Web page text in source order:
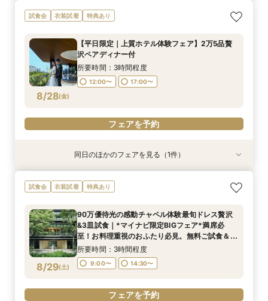
8/27(木)
会食会プラン相談会【30名〜】上質ホテルウェ
ディング
12:00〜 17:00〜
8/27(木)
TIAD人気！贅沢ペアランチ付平日限定フェア＊
感動挙式体験
12:00〜 17:00〜
試食会 衣装試着 特典あり
8/28(金)
【平日限定｜上質ホテル体験フェア】2万5品贅
沢ペアディナー付
所要時間：3時間程度
12:00〜 17:00〜
フェアを予約
衣装試着 特典あり
8/28(金)
会食会プラン相談会【30名〜】上質ホテルウェ
ディング
12:00〜 17:00〜
フェアを予約
同日のほかのフェアを見る（1件）
試食会 衣装試着 特典あり
8/29(土)
90万優待光の感動チャペル体験最旬ドレス贅沢
&3皿試食｜*マイナビ限定BIGフェア*満席必
至！お料理重視のおふたり必見。無料ご試食＆緑
溢れる上質ウエディングを体験できるフェア
所要時間：3時間程度
9:00〜 14:30〜
フェアを予約